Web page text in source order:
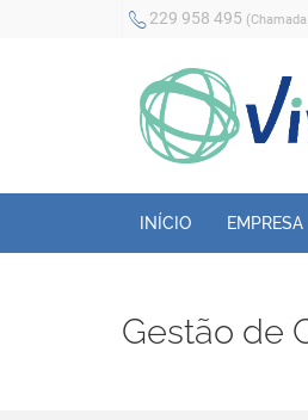
229 958 495
INÍCIO EMPRESA
Gestão de